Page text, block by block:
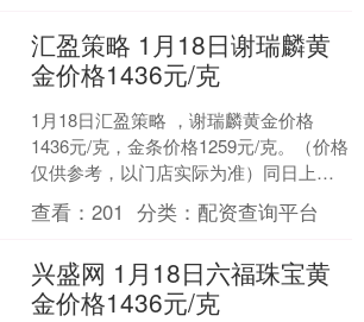
汇盈策略 1月18日谢瑞麟黄
金价格1436元/克
1月18日汇盈策略 ，谢瑞麟黄金价格
1436元/克，金条价格1259元/克。（价格
仅供参考，以门店实际为准）同日上海
黄金交易所现货黄金AU9999最新价为
102....
查看：201 分类：配资查询平台
兴盛网 1月18日六福珠宝黄
金价格1436元/克